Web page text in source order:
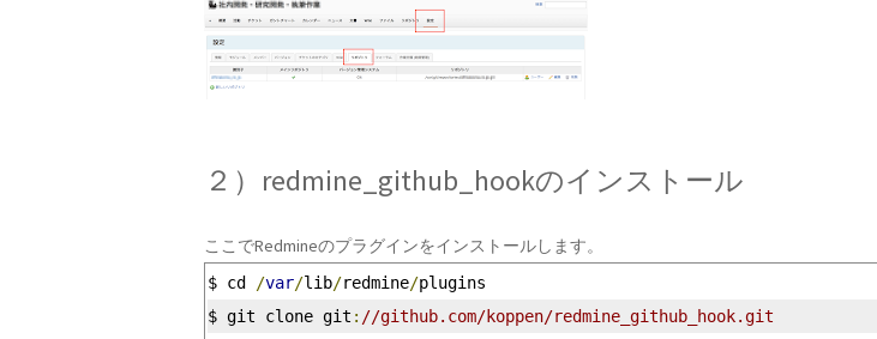
２）redmine_github_hookのインストール
ここでRedmineのプラグインをインストールします。
$ cd /var/lib/redmine/plugins
$ git clone git : //github.com/koppen/redmine_github_hook.git